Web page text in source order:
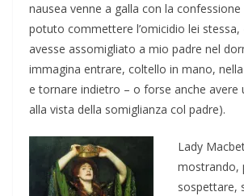
nausea venne a galla con la confessione
potuto commettere l’omicidio lei stessa,
avesse assomigliato a mio padre nel
immagina entrare, coltello in mano,
e tornare indietro – o forse anche avere
alla vista della somiglianza col padre).
Lady
mostrando,
sospettare,